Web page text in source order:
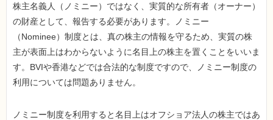
株主名義人（ノミニー）ではなく、実質的な所有者（オーナー）
の財産として、報告する必要があります。ノミニー
（Nominee）制度とは、真の株主の情報を守るため、実質の株
主が表面上はわからないように名目上の株主を置くことをいいま
す。BVIや香港などでは合法的な制度ですので、ノミニー制度の
利用については問題ありません。
ノミニー制度を利用すると名目上はオフショア法人の株主ではあ